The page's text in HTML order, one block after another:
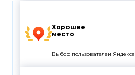
Хорошее
место
Выбор пользователей Яндекса